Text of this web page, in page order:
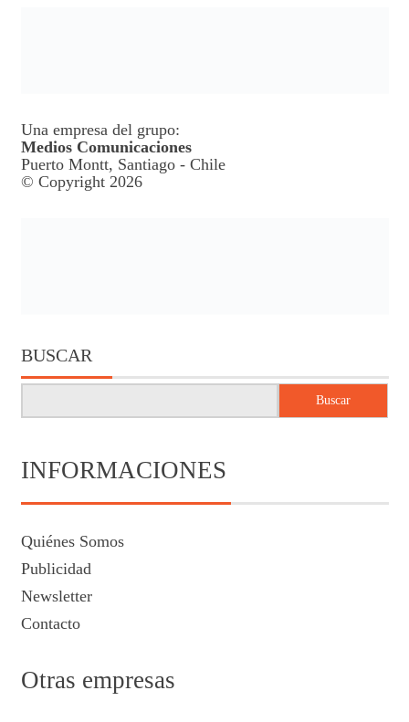
Una empresa del grupo:
Medios Comunicaciones
Puerto Montt, Santiago - Chile
© Copyright 2026
BUSCAR
Buscar
INFORMACIONES
Quiénes Somos
Publicidad
Newsletter
Contacto
Otras empresas